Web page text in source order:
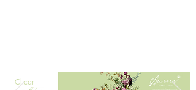
Clicar